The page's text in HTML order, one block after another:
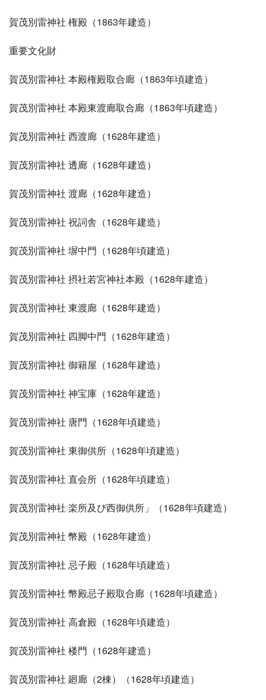
賀茂別雷神社 権殿（1863年建造）
重要文化財
賀茂別雷神社 本殿権殿取合廊（1863年頃建造）
賀茂別雷神社 本殿東渡廊取合廊（1863年頃建造）
賀茂別雷神社 西渡廊（1628年建造）
賀茂別雷神社 透廊（1628年建造）
賀茂別雷神社 渡廊（1628年建造）
賀茂別雷神社 祝詞舎（1628年建造）
賀茂別雷神社 塀中門（1628年頃建造）
賀茂別雷神社 摂社若宮神社本殿（1628年建造）
賀茂別雷神社 東渡廊（1628年建造）
賀茂別雷神社 四脚中門（1628年建造）
賀茂別雷神社 御籍屋（1628年建造）
賀茂別雷神社 神宝庫（1628年建造）
賀茂別雷神社 唐門（1628年頃建造）
賀茂別雷神社 東御供所（1628年頃建造）
賀茂別雷神社 直会所（1628年頃建造）
賀茂別雷神社 楽所及び西御供所」（1628年頃建造）
賀茂別雷神社 幣殿（1628年建造）
賀茂別雷神社 忌子殿（1628年頃建造）
賀茂別雷神社 幣殿忌子殿取合廊（1628年頃建造）
賀茂別雷神社 高倉殿（1628年頃建造）
賀茂別雷神社 楼門（1628年建造）
賀茂別雷神社 廻廊（2棟）（1628年頃建造）